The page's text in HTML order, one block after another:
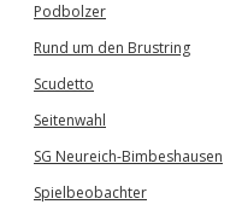
Podbolzer
Rund um den Brustring
Scudetto
Seitenwahl
SG Neureich-Bimbeshausen
Spielbeobachter